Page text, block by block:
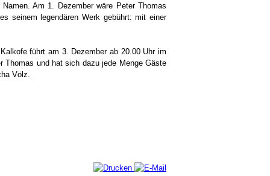
Am 1. Dezember wäre Peter Thomas
seinem legendären Werk gebührt: mit einer
führt am 3. Dezember ab 20.00 Uhr im
Thomas und hat sich dazu jede Menge Gäste
Völz.